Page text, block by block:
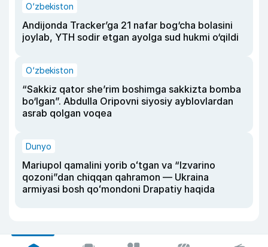
O‘zbekiston
Andijonda Tracker’ga 21 nafar bog‘cha bolasini
joylab, YTH sodir etgan ayolga sud hukmi o‘qildi
O‘zbekiston
“Sakkiz qator she’rim boshimga sakkizta bomba
bo‘lgan”. Abdulla Oripovni siyosiy ayblovlardan
asrab qolgan voqea
Dunyo
Mariupol qamalini yorib oʻtgan va “Izvarino
qozoni”dan chiqqan qahramon — Ukraina
armiyasi bosh qoʻmondoni Drapatiy haqida